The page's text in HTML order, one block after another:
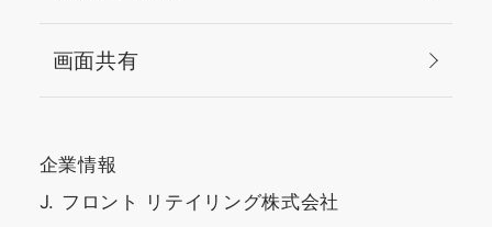
画面共有
企業情報
J. フロント リテイリング株式会社